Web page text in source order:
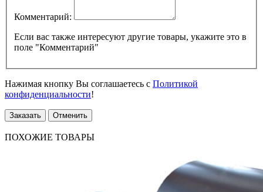
Комментарий:
Если вас также интересуют другие товары, укажите это в
поле "Комментарий"
Нажимая кнопку Вы соглашаетесь с Политикой
конфиденциальности!
Заказать Отменить
ПОХОЖИЕ ТОВАРЫ